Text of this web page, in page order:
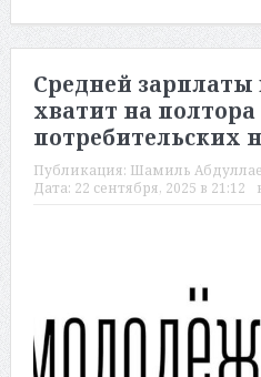
Средней зарплаты
хватит на полтора
потребительских
Публикация: Шамиль
Дата: 22 сентября, 2025 в 21:12